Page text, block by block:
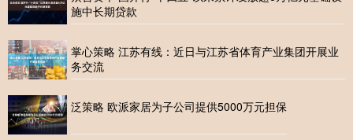
施中长期贷款
掌心策略 江苏有线：近日与江苏省体育产业集团开展业
务交流
泛策略 欧派家居为子公司提供5000万元担保